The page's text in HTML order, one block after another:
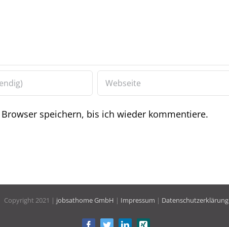
speichern, bis ich wieder kommentiere.
Copyright 2021 | jobsathome GmbH | Impressum | Datenschutzerklärung